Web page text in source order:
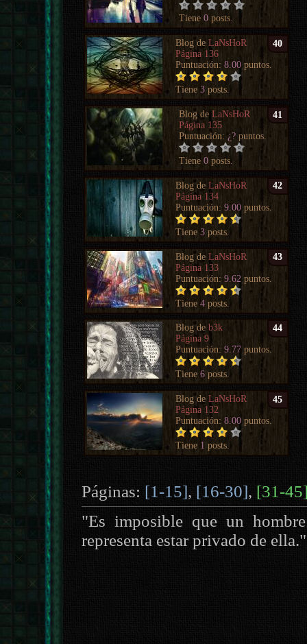
Tiene0 posts.
40
Blog deLaNsHoR
Página 136
Puntuación:8.00 puntos.
Tiene3 posts.
41
Blog deLaNsHoR
Página 135
Puntuación: ¿? puntos.
Tiene0 posts.
42
Blog deLaNsHoR
Página 134
Puntuación:9.00 puntos.
Tiene3 posts.
43
Blog deLaNsHoR
Página 133
Puntuación:9.62 puntos.
Tiene4 posts.
44
Blog deb3k
Página 9
Puntuación:9.77 puntos.
Tiene6 posts.
45
Blog deLaNsHoR
Página 132
Puntuación:8.00 puntos.
Tiene 1 posts.
Páginas: [1-15], [16-30], [31-
"Es imposible que un
representa estar privado de